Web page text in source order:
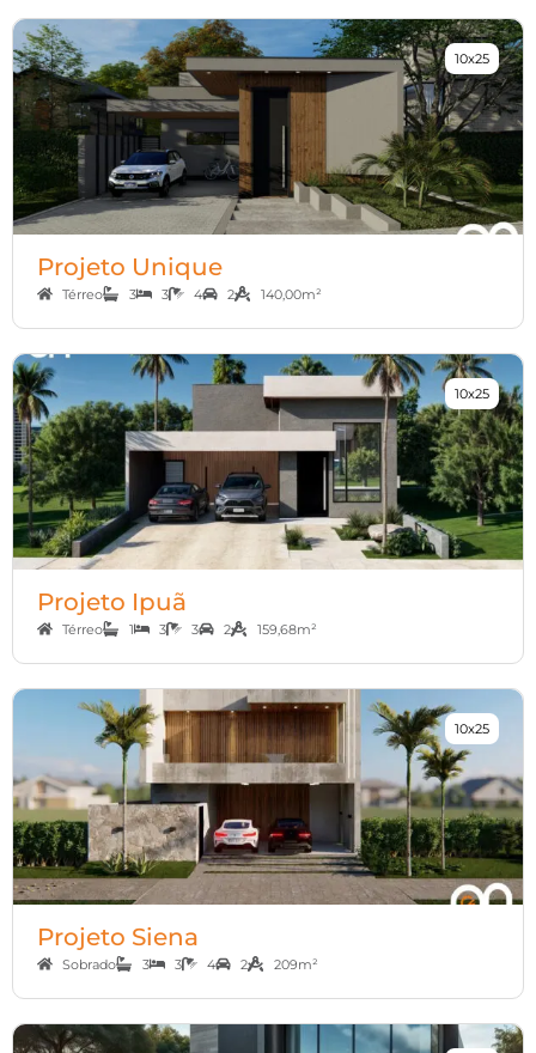
Projeto Unique
Térreo 3 3 4 2 140,00m²
10x25
Projeto Ipuã
Térreo 1 3 3 2 159,68m²
10x25
Projeto Siena
Sobrado 3 3 4 2 209m²
10x25